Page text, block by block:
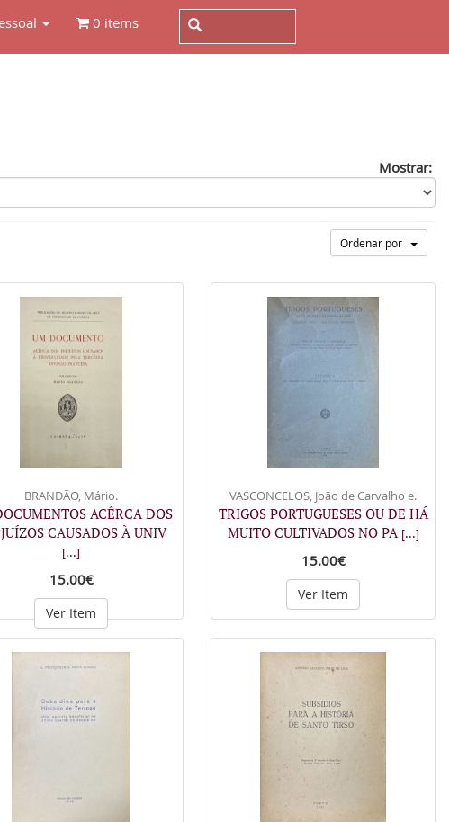
0 items
Mostrar:
Ordenar por
BRANDÃO, Mário.
ACÊRCA DOS
CAUSADOS À UNIV
[...]
15.00€
Ver Item
VASCONCELOS, João de Carvalho e.
TRIGOS PORTUGUESES OU DE HÁ
MUITO CULTIVADOS NO PA [...]
15.00€
Ver Item